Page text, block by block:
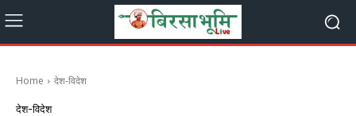
Home देश-विदेश
देश-विदेश